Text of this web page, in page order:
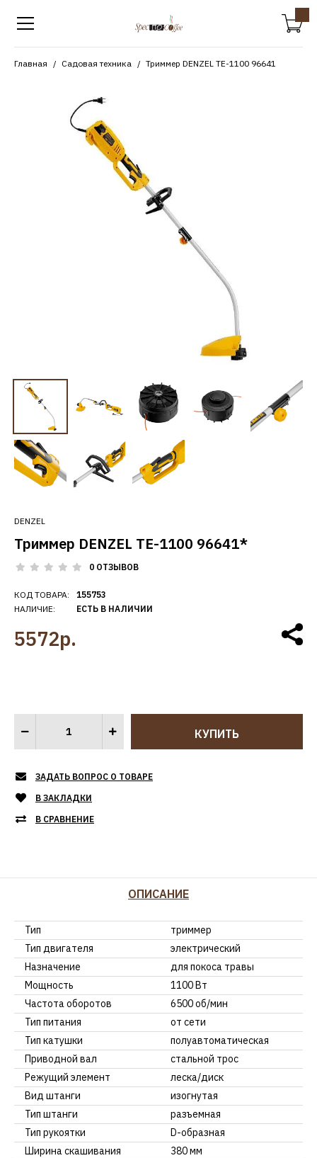
Главная Садовая техника Триммер DENZEL TE-1100 96641
DENZEL
Триммер DENZEL TE-1100 96641*
0 ОТЗЫВОВ
КОД ТОВАРА:
НАЛИЧИЕ:
155753
ЕСТЬ В НАЛИЧИИ
5572р.
ЗАДАТЬ ВОПРОС О ТОВАРЕ
В ЗАКЛАДКИ
В СРАВНЕНИЕ
ОПИСАНИЕ
Тип
триммер
Тип двигателя
электрический
Назначение
для покоса травы
Мощность
1100 Вт
Частота оборотов
6500 об/мин
Тип питания
от сети
Тип катушки
полуавтоматическая
Приводной вал
стальной трос
Режущий элемент
леска/диск
Вид штанги
изогнутая
Тип штанги
разъемная
Тип рукоятки
D-образная
Ширина скашивания
380 мм